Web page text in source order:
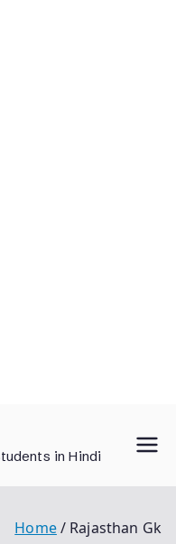
in Hindi
Home Rajasthan Gk